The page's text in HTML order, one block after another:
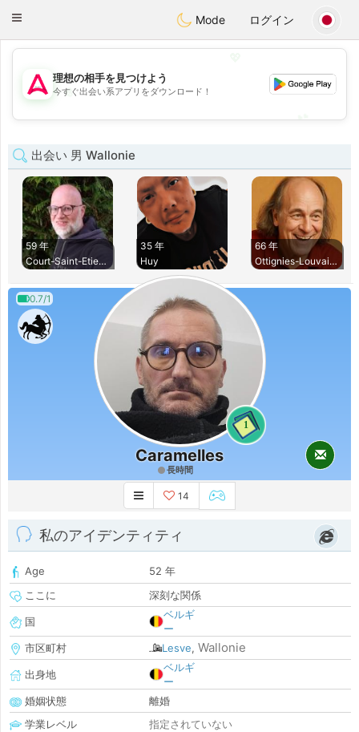
Tantôt
Toggle
Mode ログイン
💖
💕
理想の相手を見つけよう
今すぐ出会い系アプリをダウンロード！
出会い 男 Wallonie
59 年
Court-Saint-Etienn
35 年
Huy
66 年
Ottignies-Louvain-
0.7/1
1
Caramelles
長時間
14
私のアイデンティティ
Age
52 年
ここに
深刻な関係
国
ベルギ
ー
市区町村
Lesve, Wallonie
出身地
ベルギ
ー
婚姻状態
離婚
学業レベル
指定されていない